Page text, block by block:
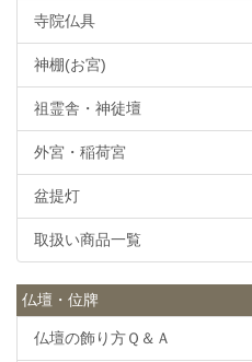
寺院仏具
神棚(お宮)
祖霊舎・神徒壇
外宮・稲荷宮
盆提灯
取扱い商品一覧
仏壇・位牌
仏壇の飾り方Ｑ＆Ａ